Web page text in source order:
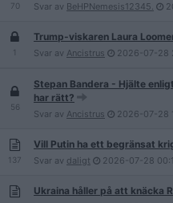
70 Svar av BeHPNemesis12345.
1
Trump-viskaren Laura
Svar av Ancistrus 2026-07-28
56
Stepan Bandera - Hjälte
har rätt?
Svar av Ancistrus 2026-07-28
137
Vill Putin ha ett begränsat
Svar av daligt 2026-07-28
Ukraina håller på att knäcka